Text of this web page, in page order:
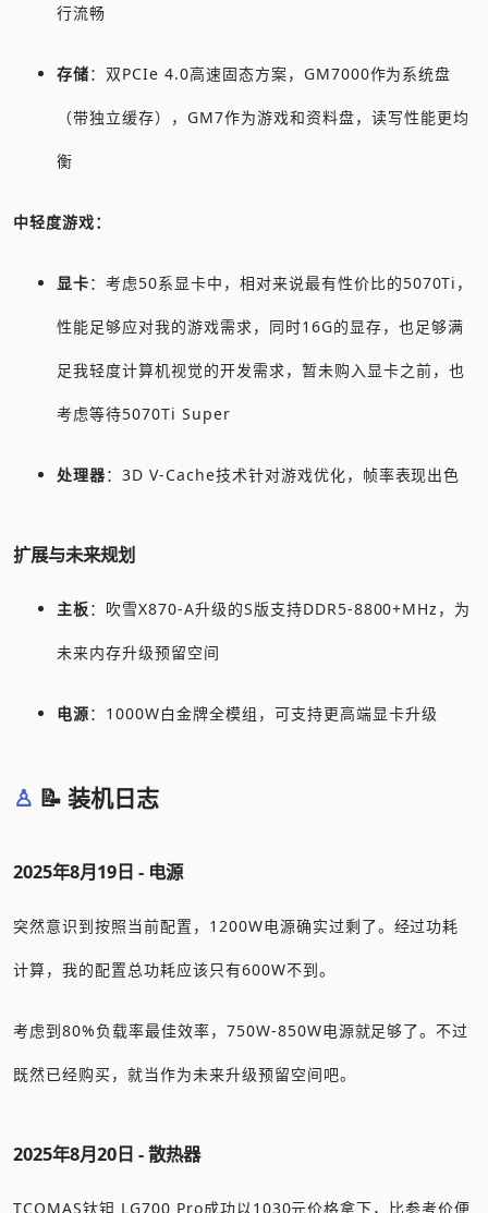
行流畅
存储：双PCIe 4.0高速固态方案，GM7000作为系统盘
（带独立缓存），GM7作为游戏和资料盘，读写性能更均
衡
中轻度游戏：
显卡：考虑50系显卡中，相对来说最有性价比的5070Ti，
性能足够应对我的游戏需求，同时16G的显存，也足够满
足我轻度计算机视觉的开发需求，暂未购入显卡之前，也
考虑等待5070Ti Super
处理器：3D V-Cache技术针对游戏优化，帧率表现出色
扩展与未来规划
主板：吹雪X870-A升级的S版支持DDR5-8800+MHz，为
未来内存升级预留空间
电源：1000W白金牌全模组，可支持更高端显卡升级
📝 装机日志
2025年8月19日 - 电源
突然意识到按照当前配置，1200W电源确实过剩了。经过功耗
计算，我的配置总功耗应该只有600W不到。
考虑到80%负载率最佳效率，750W-850W电源就足够了。不过
既然已经购买，就当作为未来升级预留空间吧。
2025年8月20日 - 散热器
TCOMAS钛钽 LG700 Pro成功以1030元价格拿下，比参考价便